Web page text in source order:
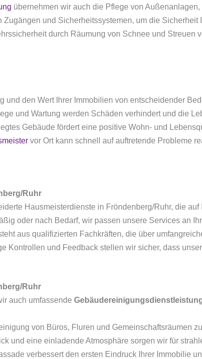
übernehmen wir auch die Pflege von
Zugängen und Sicherheitssystemen, um die Sicherheit
durch Räumung von Schnee und Streuen
und den Wert Ihrer Immobilien von entscheidender
und Wartung werden Schäden verhindert und die
Gebäude fördert eine positive Wohn- und
vor Ort kann schnell auf auftretende Probleme
Ruhr
Hausmeisterdienste in Fröndenberg/Ruhr, die
oder nach Bedarf, wir passen unsere Services an
aus qualifizierten Fachkräften, die über
Kontrollen und Feedback stellen wir sicher, dass
Ruhr
auch umfassende
von Büros, Fluren und Gemeinschaftsräumen
und eine einladende Atmosphäre sorgen wir für
verbessert den ersten Eindruck Ihrer Immobilie